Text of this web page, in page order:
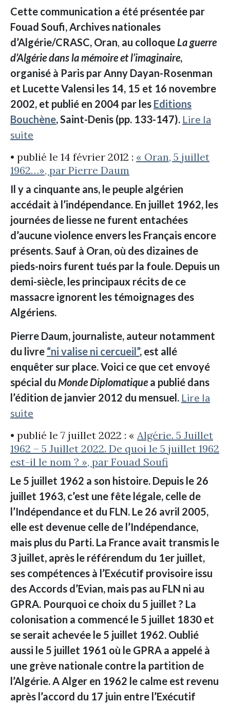
Cette communication a été présentée par
Fouad Soufi, Archives nationales
d’Algérie/CRASC, Oran, au colloqueLa guerre
d’Algérie dans la mémoire et l’imaginaire,
organisé à Paris par Anny Dayan-Rosenman
et Lucette Valensi les 14, 15 et 16 novembre
2002, et publié en 2004 par les Editions
Bouchène, Saint-Denis (pp. 133-147). Lire la
suite
• publié le 14 février 2012 : « Oran, 5 juillet
1962…», par Pierre Daum
Il y a cinquante ans, le peuple algérien
accédait à l’indépendance. En juillet 1962, les
journées de liesse ne furent entachées
d’aucune violence envers les Français encore
présents. Sauf à Oran, où des dizaines de
pieds-noirs furent tués par la foule. Depuis un
demi-siècle, les principaux récits de ce
massacre ignorent les témoignages des
Algériens.
Pierre Daum, journaliste, auteur notamment
du livre “ni valise ni cercueil”, est allé
enquêter sur place. Voici ce que cet envoyé
spécial du Monde Diplomatiquea publié dans
l’édition de janvier 2012 du mensuel. Lire la
suite
• publié le 7 juillet 2022 : « Algérie. 5 Juillet
1962 – 5 Juillet 2022. De quoi le 5 juillet 1962
est-il le nom ? », par Fouad Soufi
Le 5 juillet 1962 a son histoire. Depuis le 26
juillet 1963, c’est une fête légale, celle de
l’Indépendance et du FLN. Le 26 avril 2005,
elle est devenue celle de l’Indépendance,
mais plus du Parti. La France avait transmis le
3 juillet, après le référendum du 1er juillet,
ses compétences à l’Exécutif provisoire issu
des Accords d’Evian, mais pas au FLN ni au
GPRA. Pourquoi ce choix du 5 juillet ? La
colonisation a commencé le 5 juillet 1830 et
se serait achevée le 5 juillet 1962. Oublié
aussi le 5 juillet 1961 où le GPRA a appelé à
une grève nationale contre la partition de
l’Algérie. A Alger en 1962 le calme est revenu
après l’accord du 17 juin entre l’Exécutif